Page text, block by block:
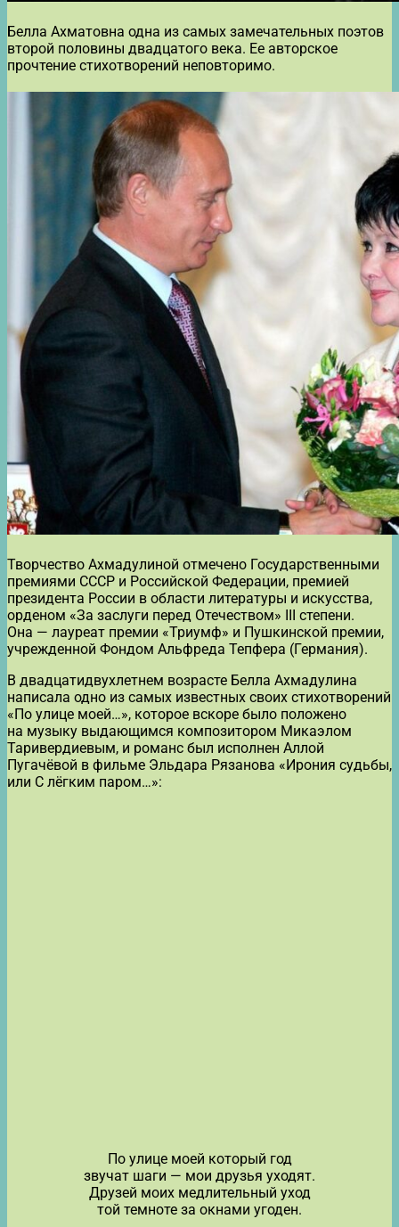
Белла Ахматовна одна из самых замечательных поэтов
второй половины двадцатого века. Ее авторское
прочтение стихотворений неповторимо.
Творчество Ахмадулиной отмечено Государственными
премиями СССР и Российской Федерации, премией
президента России в области литературы и искусства,
орденом «За заслуги перед Отечеством» III степени.
Она — лауреат премии «Триумф» и Пушкинской премии,
учрежденной Фондом Альфреда Тепфера (Германия).
В двадцатидвухлетнем возрасте Белла Ахмадулина
написала одно из самых известных своих стихотворений
«По улице моей…», которое вскоре было положено
на музыку выдающимся композитором Микаэлом
Таривердиевым, и романс был исполнен Аллой
Пугачёвой в фильме Эльдара Рязанова «Ирония судьбы,
или С лёгким паром…»:
По улице моей который год
звучат шаги — мои друзья уходят.
Друзей моих медлительный уход
той темноте за окнами угоден.